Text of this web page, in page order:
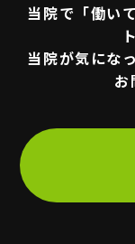
当院で「働い
当院が気にな
お